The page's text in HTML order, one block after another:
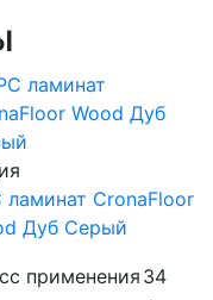
ламинат CronaFloor
Дуб Серый
применения 34